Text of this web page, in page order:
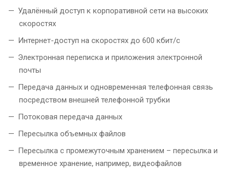
Удалённый доступ к корпоративной сети на высоких
скоростях
Интернет-доступ на скоростях до 600 кбит/с
Электронная переписка и приложения электронной
почты
Передача данных и одновременная телефонная связь
посредством внешней телефонной трубки
Потоковая передача данных
Пересылка объемных файлов
Пересылка с промежуточным хранением – пересылка и
временное хранение, например, видеофайлов